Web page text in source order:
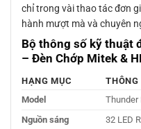
chỉ trong vài thao tác đơn
hành mượt mà và chuyên
Bộ thông số kỹ thuật
– Đèn Chớp Mitek &
HẠNG MỤC
Model
Thunder
Nguồn sáng
32 LED